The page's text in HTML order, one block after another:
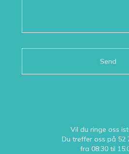
Vil du ringe oss
Du treffer oss på 52
fra 08:30 til